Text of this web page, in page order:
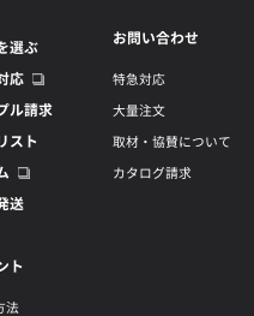
選ぶ
応
ル請求
スト
送
お問い合わせ
特急対応
大量注文
取材・協賛について
カタログ請求
ト
法